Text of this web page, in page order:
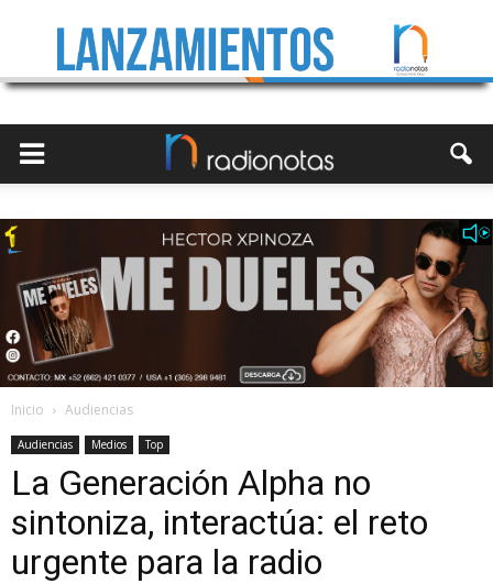
Inicio Audiencias
Audiencias Medios Top
La Generación Alpha no
sintoniza, interactúa: el reto
urgente para la radio